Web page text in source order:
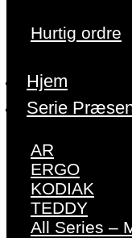
Hurtig ordre
Hjem
Serie
AR
ERGO
KODIAK
TEDDY
All Series –